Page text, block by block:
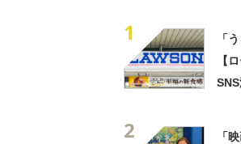
1
「
【
2
「